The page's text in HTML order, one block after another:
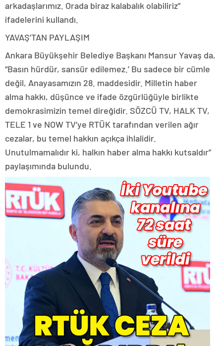
arkadaşlarımız. Orada biraz kalabalık olabiliriz”
ifadelerini kullandı.
YAVAŞ’TAN PAYLAŞIM
Ankara Büyükşehir Belediye Başkanı Mansur Yavaş da,
“Basın hürdür, sansür edilemez.’ Bu sadece bir cümle
değil, Anayasamızın 28. maddesidir. Milletin haber
alma hakkı, düşünce ve ifade özgürlüğüyle birlikte
demokrasimizin temel direğidir. SÖZCÜ TV, HALK TV,
TELE 1 ve NOW TV’ye RTÜK tarafından verilen ağır
cezalar, bu temel hakkın açıkça ihlalidir.
Unutulmamalıdır ki, halkın haber alma hakkı kutsaldır”
paylaşımında bulundu.